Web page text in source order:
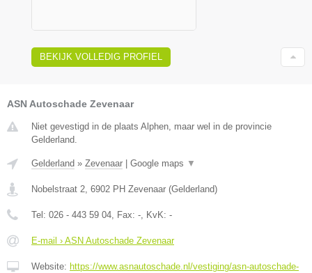
BEKIJK VOLLEDIG PROFIEL
ASN Autoschade Zevenaar
Niet gevestigd in de plaats Alphen, maar wel in de provincie
Gelderland.
Gelderland » Zevenaar Google maps ▼
Nobelstraat 2, 6902 PH Zevenaar (Gelderland)
Tel: 026 - 443 59 04, Fax: -, KvK: -
E-mail › ASN Autoschade Zevenaar
Website: https://www.asnautoschade.nl/vestiging/asn-autoschade-